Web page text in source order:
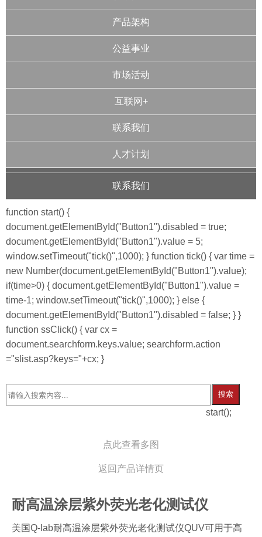
产品架构
公益事业
市场活动
互联网+
联系我们
人才计划
联系我们
function start() {
document.getElementById("Button1").disabled = true;
document.getElementById("Button1").value = 5;
window.setTimeout("tick()",1000); } function tick() { var time =
new Number(document.getElementById("Button1").value);
if(time>0) { document.getElementById("Button1").value =
time-1; window.setTimeout("tick()",1000); } else {
document.getElementById("Button1").disabled = false; } }
function ssClick() { var cx =
document.searchform.keys.value; searchform.action
="slist.asp?keys="+cx; }
搜索
start();
点此查看多图
返回产品详情页
耐高温涂层紫外荧光老化测试仪
美国Q-lab耐高温涂层紫外荧光老化测试仪QUV可用于高